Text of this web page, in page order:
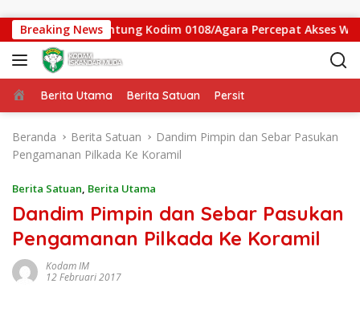
Breaking News
Jembatan Gantung Kodim 0108/Agara Percepat Akses Warga
Beranda
Berita Utama Berita Satuan Persit
Beranda Berita Satuan
Dandim Pimpin dan Sebar Pasukan
Pengamanan Pilkada Ke Koramil
Berita Satuan, Berita Utama
Dandim Pimpin dan Sebar Pasukan
Pengamanan Pilkada Ke Koramil
Kodam IM
12 Februari 2017